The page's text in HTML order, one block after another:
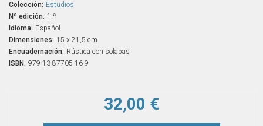
Colección: Estudios
Nº edición: 1.ª
Idioma: Español
Dimensiones: 15 x 21,5 cm
Encuadernación: Rústica con solapas
ISBN: 979-13-87705-16-9
32,00 €